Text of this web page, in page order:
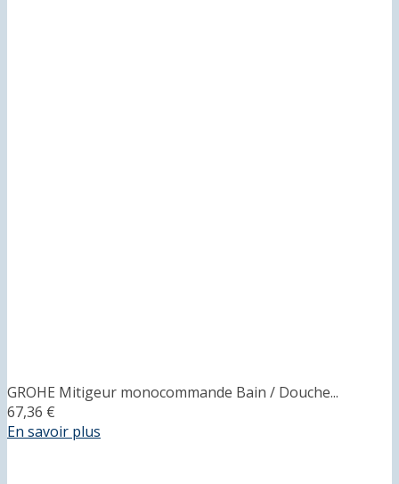
GROHE Mitigeur monocommande Bain / Douche...
67,36 €
En savoir plus